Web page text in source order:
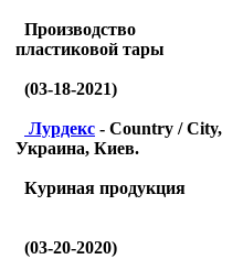
Производство
пластиковой тары
(03-18-2021)
Лурдекс - Country / City,
Украина, Киев.
Куриная продукция
(03-20-2020)